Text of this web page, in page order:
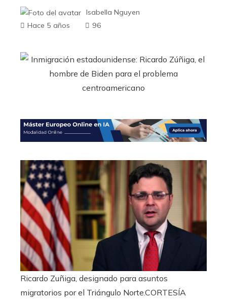
Isabella Nguyen
Hace 5 años
96
Ricardo Zuñiga, designado para asuntos
migratorios por el Triángulo Norte.CORTESÍA